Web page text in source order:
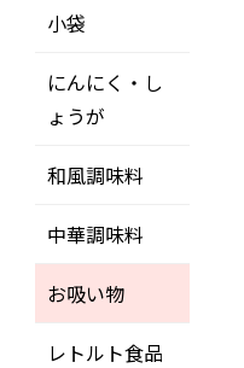
小袋
にんにく・し
ょうが
和風調味料
中華調味料
お吸い物
レトルト食品